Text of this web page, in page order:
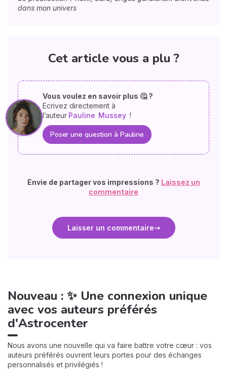
dans mon univers
Cet article vous a plu ?
Vous voulez en savoir plus 🤔 ?
Ecrivez directement à
l’auteur Pauline Mussey !
Poser une question à Pauline
Envie de partager vos impressions ? Laissez un
commentaire
Laisser un commentaire
Nouveau : ✨ Une connexion unique
avec vos auteurs préférés
d'Astrocenter
Nous avons une nouvelle qui va faire battre votre cœur : vos
auteurs préférés ouvrent leurs portes pour des échanges
personnalisés et privilégiés !